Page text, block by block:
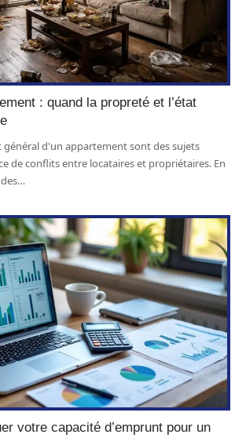
: quand la propreté et l’état
général d'un appartement sont des sujets
de conflits entre locataires et propriétaires. En
…
votre capacité d’emprunt pour un